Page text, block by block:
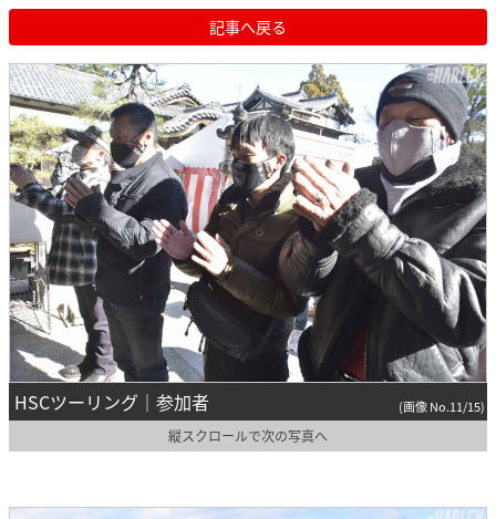
記事へ戻る
HSCツーリング｜参加者 (画像 No.11/15)
縦スクロールで次の写真へ